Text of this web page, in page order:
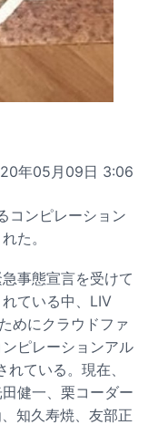
年05月09日 3:06
コンピレーション
た。
事態宣言を受けて
ている中、LIV
めにクラウドファ
ピレーションアル
ている。現在、
健一、栗コーダー
知久寿焼、友部正